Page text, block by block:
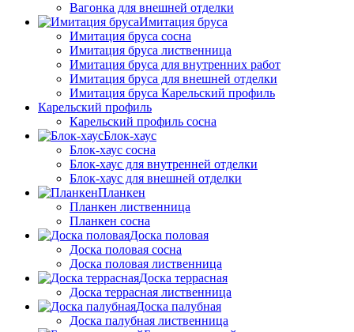
Вагонка для внешней отделки
Имитация бруса
Имитация бруса сосна
Имитация бруса лиственница
Имитация бруса для внутренних работ
Имитация бруса для внешней отделки
Имитация бруса Карельский профиль
Карельский профиль
Карельский профиль сосна
Блок-хаус
Блок-хаус сосна
Блок-хаус для внутренней отделки
Блок-хаус для внешней отделки
Планкен
Планкен лиственница
Планкен сосна
Доска половая
Доска половая сосна
Доска половая лиственница
Доска террасная
Доска террасная лиственница
Доска палубная
Доска палубная лиственница